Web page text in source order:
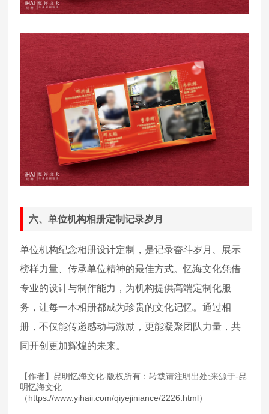
六、单位机构相册定制记录岁月
单位机构纪念相册设计定制，是记录奋斗岁月、展示
榜样力量、传承单位精神的最佳方式。忆海文化凭借
专业的设计与制作能力，为机构提供高端定制化服
务，让每一本相册都成为珍贵的文化记忆。通过相
册，不仅能传递感动与激励，更能凝聚团队力量，共
同开创更加辉煌的未来。
【作者】昆明忆海文化-版权所有：转载请注明出处;来源于-昆
明忆海文化
（https://www.yihaii.com/qiyejiniance/2226.html）